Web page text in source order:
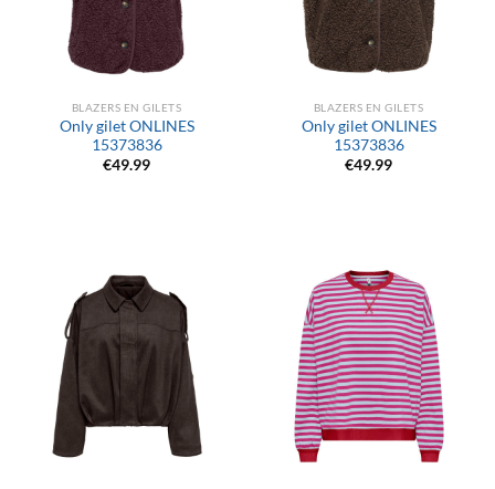
BLAZERS EN GILETS
Only gilet ONLINES
15373836
€49.99
BLAZERS EN GILETS
Only gilet ONLINES
15373836
€49.99